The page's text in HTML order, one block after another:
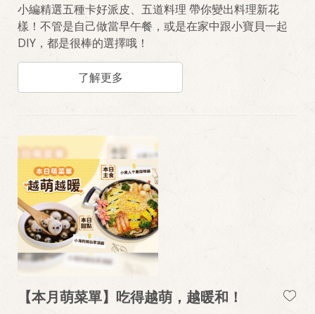
小編精選五種卡好派皮、五道料理 帶你變出料理新花
樣！不管是自己做當早午餐，或是在家中跟小寶貝一起
DIY，都是很棒的選擇哦！
了解更多
【本月萌菜單】吃得越萌，越暖和！